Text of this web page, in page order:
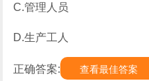
C.管理人员
D.生产工人
正确答案: 查看最佳答案